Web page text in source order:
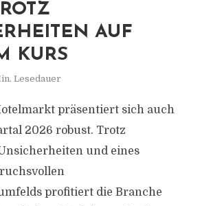
AUF
KURS
Lesedauer
präsentiert sich auch
2026 robust. Trotz
und eines
profitiert die Branche